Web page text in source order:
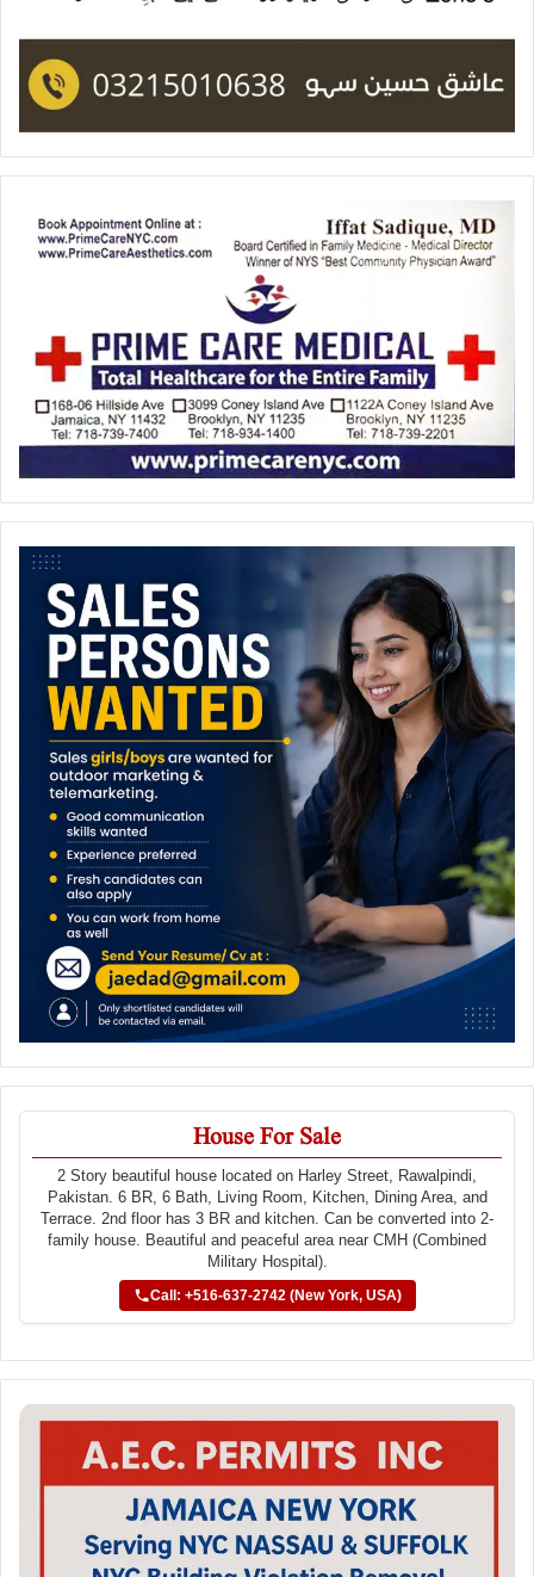
House For Sale
2 Story beautiful house located on Harley Street, Rawalpindi,
Pakistan. 6 BR, 6 Bath, Living Room, Kitchen, Dining Area, and
Terrace. 2nd floor has 3 BR and kitchen. Can be converted into 2-
family house. Beautiful and peaceful area near CMH (Combined
Military Hospital).
Call: +516-637-2742 (New York, USA)